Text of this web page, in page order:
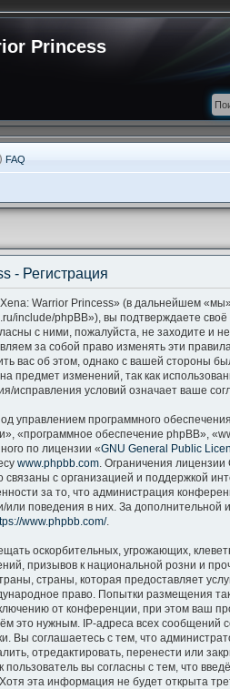
Princess
FAQ
- Регистрация
Warrior Princess» (в дальнейшем
include/phpBB»), вы подтверждаете
с ними, пожалуйста, не заходите и
за собой право изменять эти
вас об этом, однако с вашей стороны
предмет изменений, так как
исправления условий означает ваше
управлением программного
«программное обеспечение phpBB»,
по лицензии «GNU General Public
www.phpbb.com. Ограничения лицензии
связаны с организацией и поддержкой
за то, что администрация
или поведения в них. За
www.phpbb.com/.
оскорбительных, угрожающих,
призывов к национальной розни и
страны, которая предоставляет
право. Попытки размещения
от конференции, при этом ваш
это нужным. IP-адреса всех сообщений
Вы соглашаетесь с тем, что
отредактировать, перенести или
пользователь вы согласны с тем, что
эта информация не будет открыта